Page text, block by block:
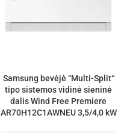
Samsung bevėjė “Multi-Split“
tipo sistemos vidinė sieninė
dalis Wind Free Premiere
AR70H12C1AWNEU 3,5/4,0 kW